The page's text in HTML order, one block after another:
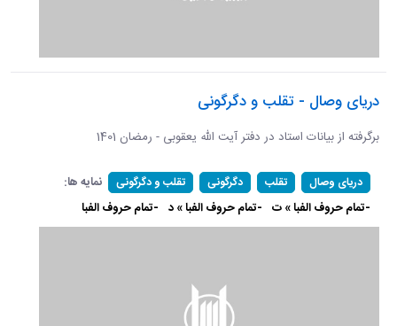
دریای وصال - تقلب و دگرگونی
برگرفته از بیانات استاد در دفتر آیت الله یعقوبی - رمضان 1401
دریای وصال تقلب دگرگونی تقلب و دگرگونی
نمایه ها:
-تمام حروف الفبا » ت -تمام حروف الفبا » د -تمام حروف الفبا